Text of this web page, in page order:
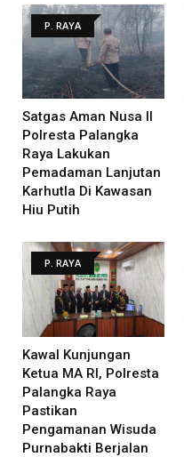
P. RAYA
Satgas Aman Nusa II
Polresta Palangka
Raya Lakukan
Pemadaman Lanjutan
Karhutla Di Kawasan
Hiu Putih
P. RAYA
Kawal Kunjungan
Ketua MA RI, Polresta
Palangka Raya
Pastikan
Pengamanan Wisuda
Purnabakti Berjalan